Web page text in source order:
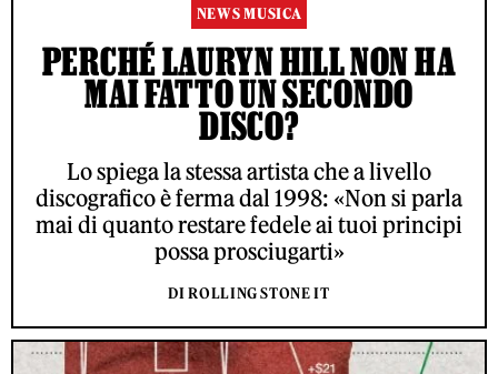
NEWS MUSICA
PERCHÉ LAURYN HILL NON HA
MAI FATTO UN SECONDO
DISCO?
Lo spiega la stessa artista che a livello
discografico è ferma dal 1998: «Non si parla
mai di quanto restare fedele ai tuoi principi
possa prosciugarti»
DI ROLLING STONE IT